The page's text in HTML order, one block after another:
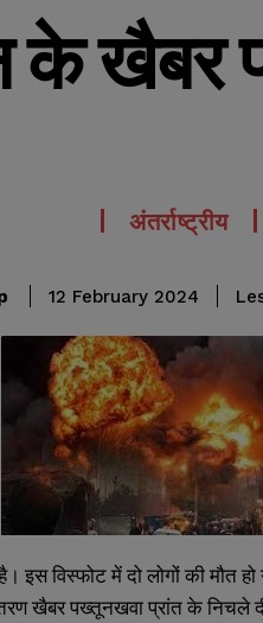
के खैबर
अंतर्राष्ट्रीय
12 February 2024
विस्फोट में दो लोगों की मौत
खैबर पख्तूनखवा प्रांत के निचले